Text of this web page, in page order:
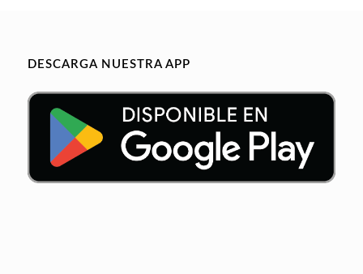
DESCARGA NUESTRA APP